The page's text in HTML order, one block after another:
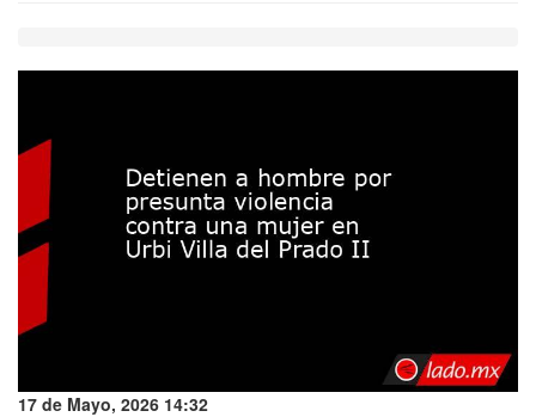
17 de Mayo, 2026 14:32